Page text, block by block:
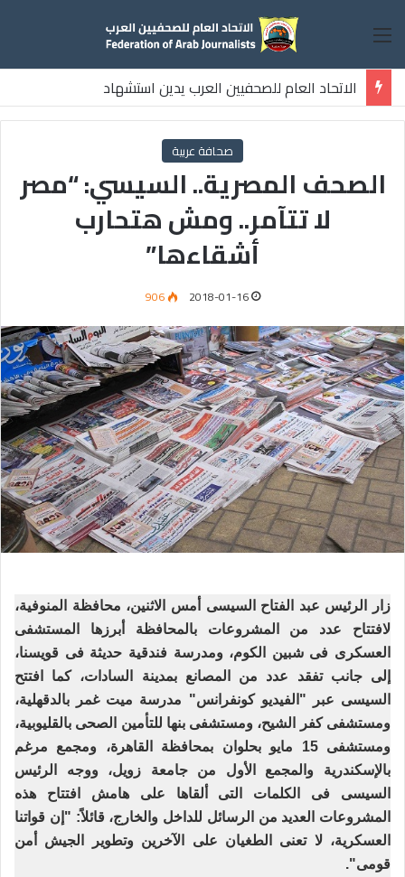
القائمة
الاتحاد العام للصحفيين العرب يدين استشهاد
ثلاثة صحفيين فلسطينيين باستهداف إسرائيلي وسط قطاع غزة
صحافة عربية
الصحف المصرية.. السيسي: “مصر
لا تتآمر.. ومش هتحارب
أشقاءها”
2018-01-16
906
زار الرئيس عبد الفتاح السيسى أمس الاثنين، محافظة المنوفية،
لافتتاح عدد من المشروعات بالمحافظة أبرزها المستشفى
العسكرى فى شبين الكوم، ومدرسة فندقية حديثة فى قويسنا،
إلى جانب تفقد عدد من المصانع بمدينة السادات، كما افتتح
السيسى عبر "الفيديو كونفرانس" مدرسة ميت غمر بالدقهلية،
ومستشفى كفر الشيح، ومستشفى بنها للتأمين الصحى بالقليوبية،
ومستشفى 15 مايو بحلوان بمحافظة القاهرة، ومجمع مرغم
بالإسكندرية والمجمع الأول من جامعة زويل، ووجه الرئيس
السيسى فى الكلمات التى ألقاها على هامش افتتاح هذه
المشروعات العديد من الرسائل للداخل والخارج، قائلاً: "إن قواتنا
العسكرية، لا تعنى الطغيان على الآخرين وتطوير الجيش أمن
قومى".